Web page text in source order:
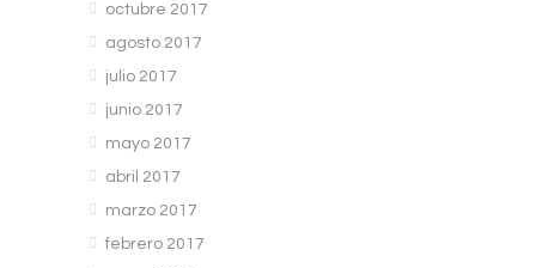
octubre 2017
agosto 2017
julio 2017
junio 2017
mayo 2017
abril 2017
marzo 2017
febrero 2017